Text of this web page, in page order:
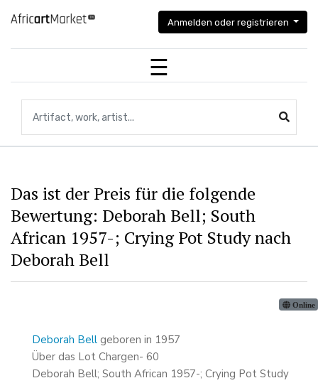
Anmelden oder registrieren
Das ist der Preis für die folgende
Bewertung: Deborah Bell; South
African 1957-; Crying Pot Study nach
Deborah Bell
Online
Deborah Bell geboren in 1957
Über das Lot Chargen- 60
Deborah Bell; South African 1957-; Crying Pot Study